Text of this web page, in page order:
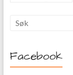
Facebook